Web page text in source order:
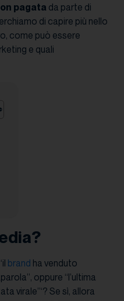
pagata da parte di
di capire più nello
come può essere
e quali
brand ha venduto
oppure “l’ultima
virale”‘? Se sì, allora